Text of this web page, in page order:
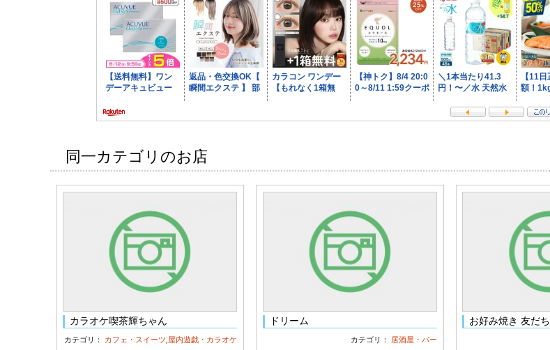
同一カテゴリのお店
カラオケ喫茶輝ちゃん
カテゴリ： カフェ・スイーツ 屋内遊戯・カラオケ
ドリーム
カテゴリ： 居酒屋・バー
お好み焼き 友だち